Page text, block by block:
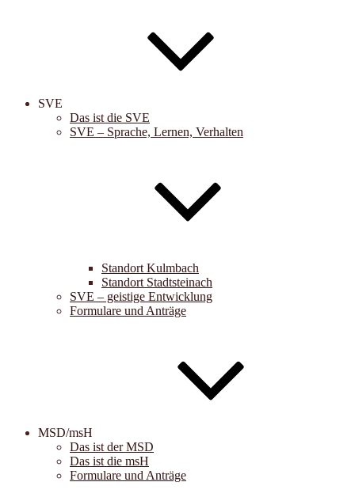
SVE
Das ist die SVE
SVE – Sprache, Lernen, Verhalten
Standort Kulmbach
Standort Stadtsteinach
SVE – geistige Entwicklung
Formulare und Anträge
MSD/msH
Das ist der MSD
Das ist die msH
Formulare und Anträge